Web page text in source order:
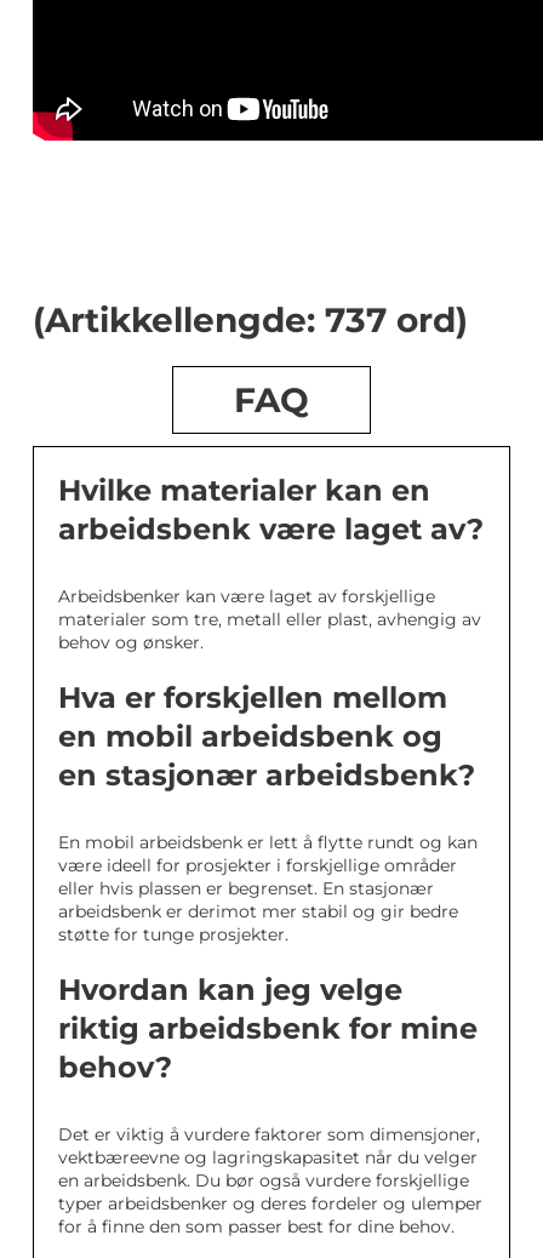
(Artikkellengde: 737 ord)
FAQ
Hvilke materialer kan en
arbeidsbenk være laget av?
Arbeidsbenker kan være laget av forskjellige
materialer som tre, metall eller plast, avhengig av
behov og ønsker.
Hva er forskjellen mellom
en mobil arbeidsbenk og
en stasjonær arbeidsbenk?
En mobil arbeidsbenk er lett å flytte rundt og kan
være ideell for prosjekter i forskjellige områder
eller hvis plassen er begrenset. En stasjonær
arbeidsbenk er derimot mer stabil og gir bedre
støtte for tunge prosjekter.
Hvordan kan jeg velge
riktig arbeidsbenk for mine
behov?
Det er viktig å vurdere faktorer som dimensjoner,
vektbæreevne og lagringskapasitet når du velger
en arbeidsbenk. Du bør også vurdere forskjellige
typer arbeidsbenker og deres fordeler og ulemper
for å finne den som passer best for dine behov.